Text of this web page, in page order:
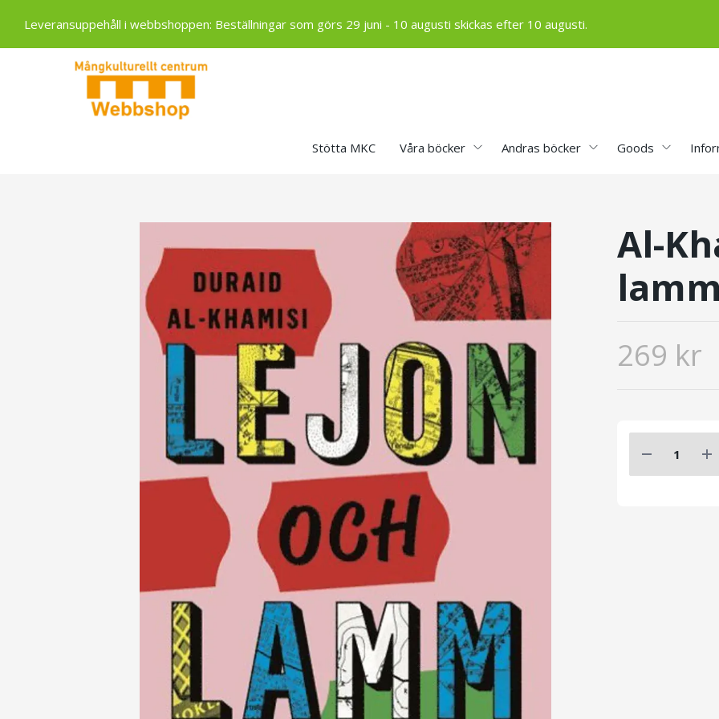
Leveransuppehåll i webbshoppen: Beställningar som görs 29 juni - 10 augusti skickas efter 10 augusti.
Stötta MKC Våra böcker Andras böcker Goods
Al-
lamm
269 kr